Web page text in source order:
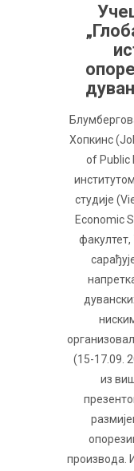
Хопкинс
of Public
студије
Economic
(15-17.09.
из
производа.